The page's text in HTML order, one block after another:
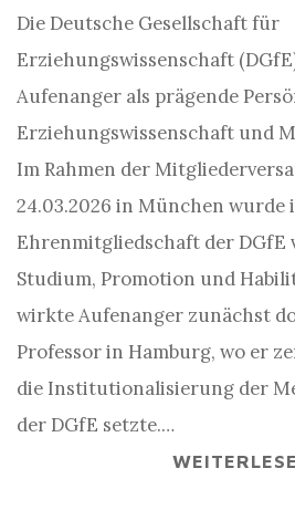
Die Deutsche Gesellschaft für
Erziehungswissenschaft
Aufenanger als prägende
Erziehungswissenschaft und
Im Rahmen der
24.03.2026 in München wurde
Ehrenmitgliedschaft der DGfE
Studium, Promotion und
wirkte Aufenanger zunächst
Professor in Hamburg, wo er
die Institutionalisierung der
der DGfE setzte.…